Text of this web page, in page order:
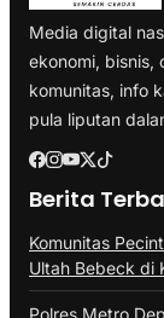
Media digital
ekonomi, bisnis,
komunitas, info
pula liputan
Berita
Komunitas
Ultah Bebeck di
Polres Metro